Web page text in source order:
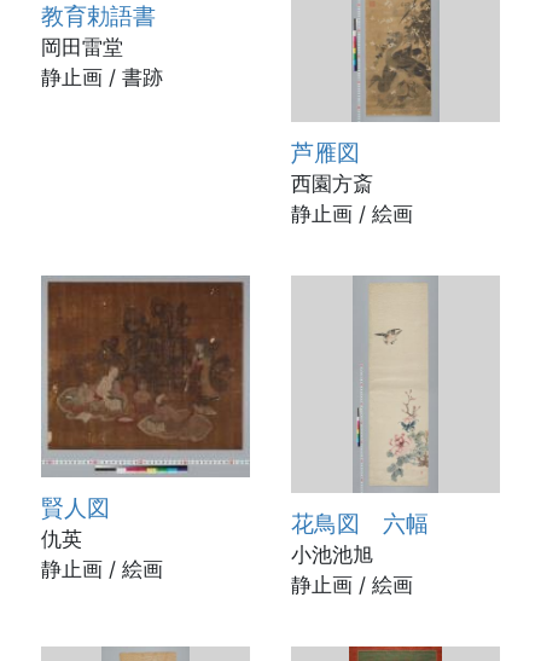
教育勅語書
岡田雷堂
静止画 / 書跡
芦雁図
西園方斎
静止画 / 絵画
賢人図
仇英
静止画 / 絵画
花鳥図 六幅
小池池旭
静止画 / 絵画